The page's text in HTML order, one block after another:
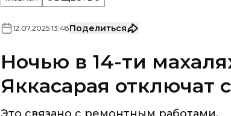
Ночью в 14-ти
Яккасарая отключат
Это связано с ремонтным работами.